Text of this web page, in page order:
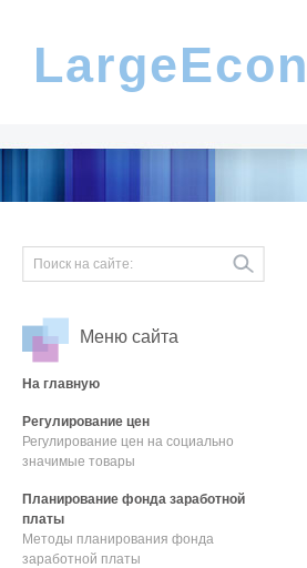
Меню сайта
На главную
Регулирование цен
Регулирование цен на социально
значимые товары
Планирование фонда заработной
платы
Методы планирования фонда
заработной платы